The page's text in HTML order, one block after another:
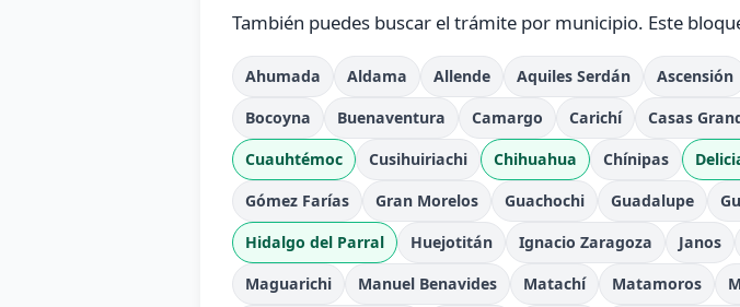
También puedes buscar el trámite por municipio. Este
Ahumada Aldama Allende Aquiles Serdán Ascensión
Bocoyna
Buenaventura Camargo Carichí Casas
Cuauhtémoc
Cusihuiriachi Chihuahua Chínipas
Gómez Farías
Gran Morelos Guachochi Guadalupe
Hidalgo del Parral
Huejotitán Ignacio Zaragoza Janos
Maguarichi
Manuel Benavides Matachí Matamoros